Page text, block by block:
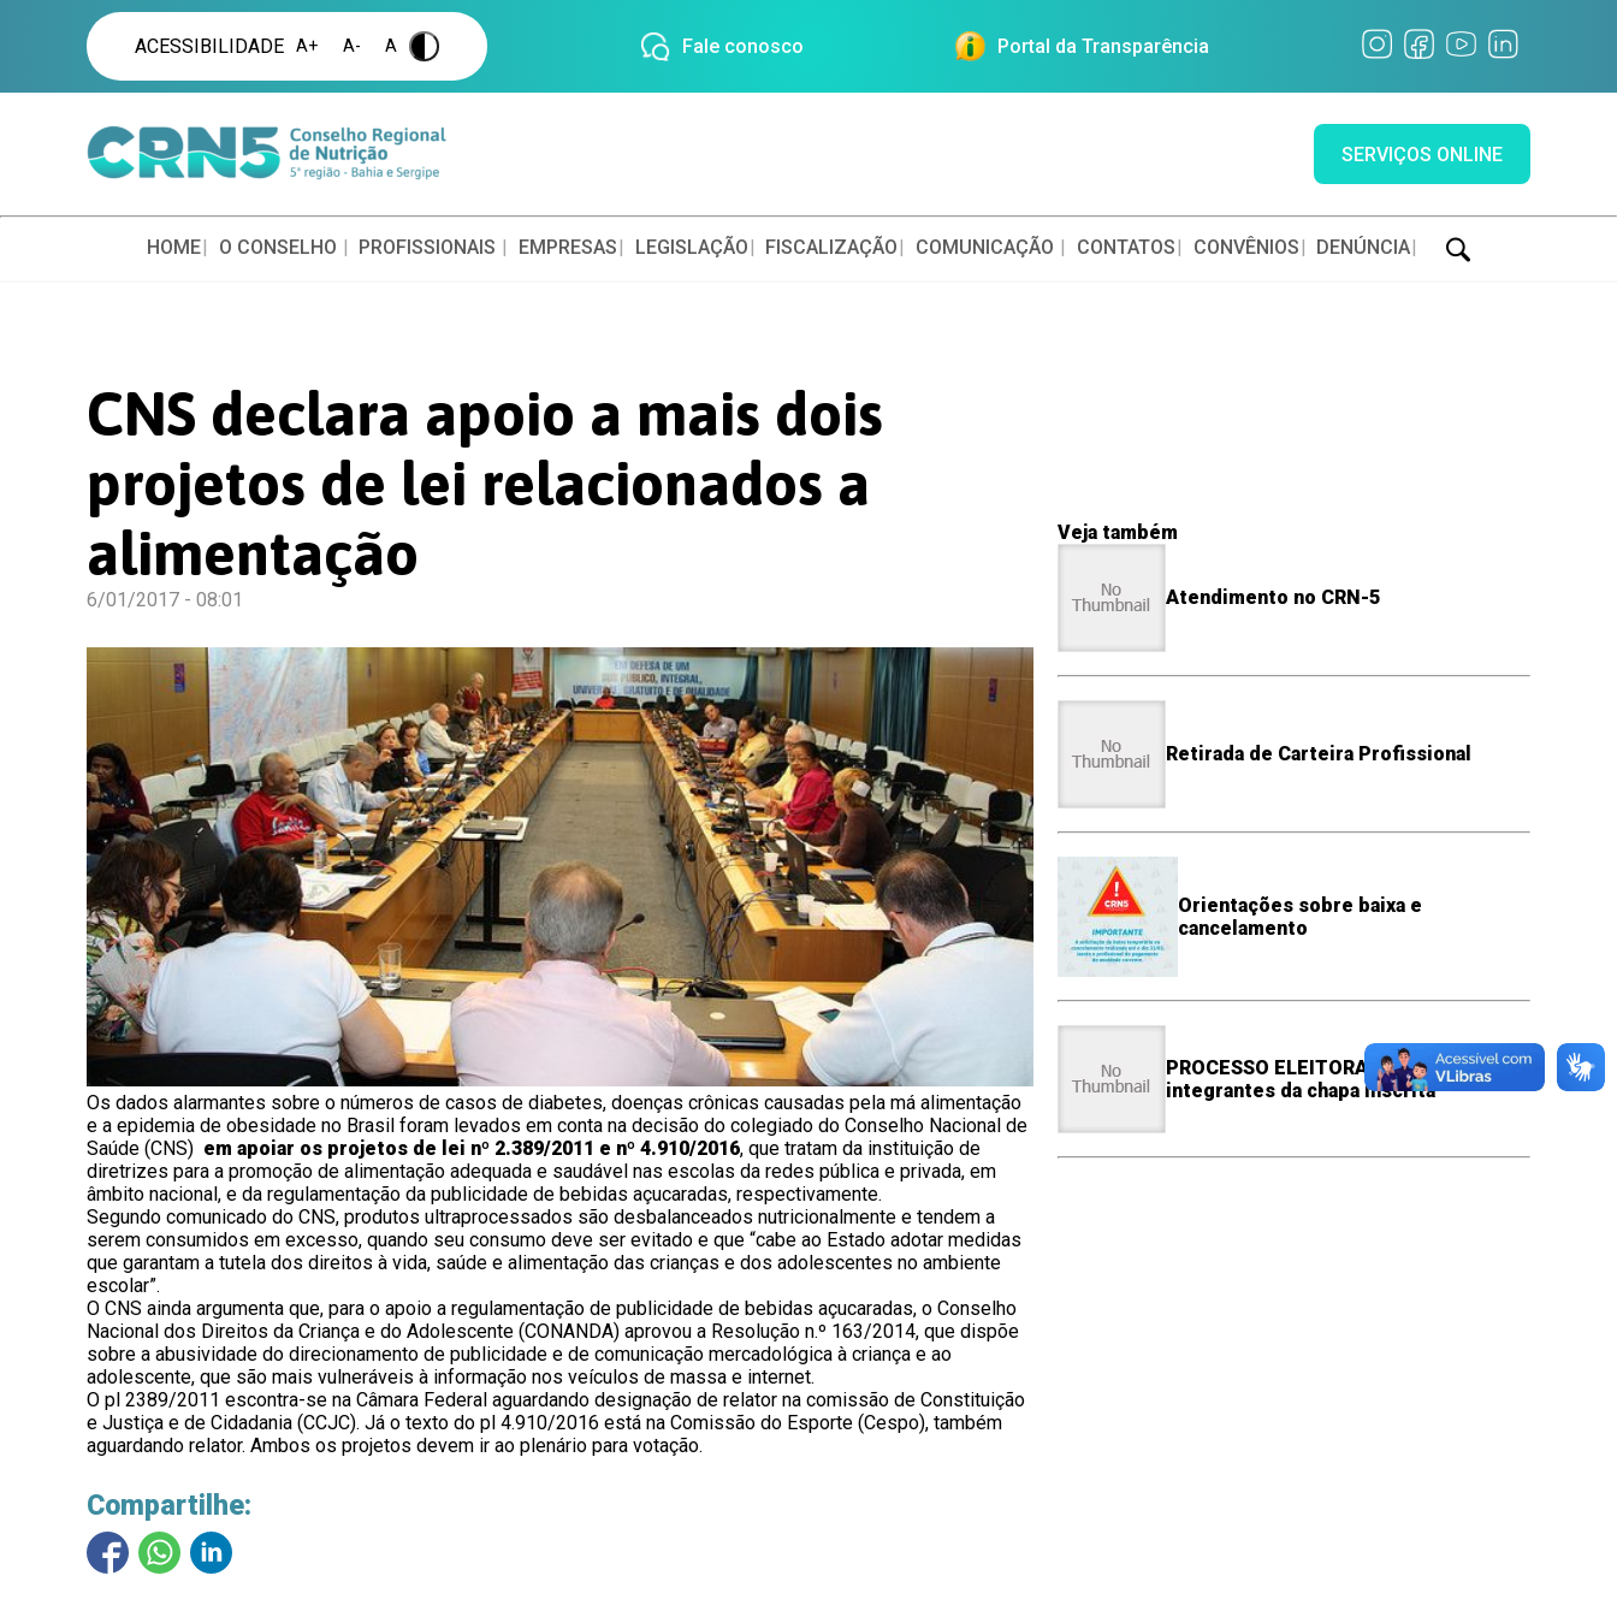
ACESSIBILIDADE A+ A- A . Fale conosco Portal da Transparência
SERVIÇOS ONLINE
HOME O CONSELHO PROFISSIONAIS EMPRESAS LEGISLAÇÃO FISCALIZAÇÃO COMUNICAÇÃO CONTATOS CONVÊNIOS DENÚNCIA
CNS declara apoio a mais dois
projetos de lei relacionados a
alimentação
6/01/2017 - 08:01
Os dados alarmantes sobre o números de casos de diabetes, doenças crônicas causadas pela má alimentação
e a epidemia de obesidade no Brasil foram levados em conta na decisão do colegiado do Conselho Nacional de
Saúde (CNS) em apoiar os projetos de lei nº 2.389/2011 e nº 4.910/2016, que tratam da instituição de
diretrizes para a promoção de alimentação adequada e saudável nas escolas da redes pública e privada, em
âmbito nacional, e da regulamentação da publicidade de bebidas açucaradas, respectivamente.
Segundo comunicado do CNS, produtos ultraprocessados são desbalanceados nutricionalmente e tendem a
serem consumidos em excesso, quando seu consumo deve ser evitado e que “cabe ao Estado adotar medidas
que garantam a tutela dos direitos à vida, saúde e alimentação das crianças e dos adolescentes no ambiente
escolar”.
O CNS ainda argumenta que, para o apoio a regulamentação de publicidade de bebidas açucaradas, o Conselho
Nacional dos Direitos da Criança e do Adolescente (CONANDA) aprovou a Resolução n.º 163/2014, que dispõe
sobre a abusividade do direcionamento de publicidade e de comunicação mercadológica à criança e ao
adolescente, que são mais vulneráveis à informação nos veículos de massa e internet.
O pl 2389/2011 escontra-se na Câmara Federal aguardando designação de relator na comissão de Constituição
e Justiça e de Cidadania (CCJC). Já o texto do pl 4.910/2016 está na Comissão do Esporte (Cespo), também
aguardando relator. Ambos os projetos devem ir ao plenário para votação.
Compartilhe:
Veja também
Atendimento no CRN-5
Retirada de Carteira Profissional
Orientações sobre baixa e
cancelamento
PROCESSO ELEITORAL: Conheça os
integrantes da chapa inscrita